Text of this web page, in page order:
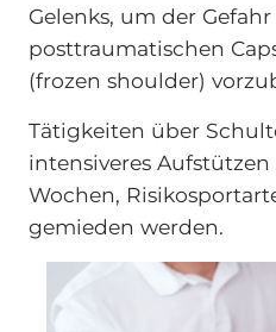
Gelenks, um der
posttraumatischen
(frozen shoulder)
Tätigkeiten über
intensiveres Aufstützen
Wochen,
gemieden werden.